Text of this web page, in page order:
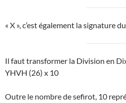
« X », c’est également la signature
Il faut transformer la Division en
YHVH (26) x 10
Outre le nombre de sefirot, 10